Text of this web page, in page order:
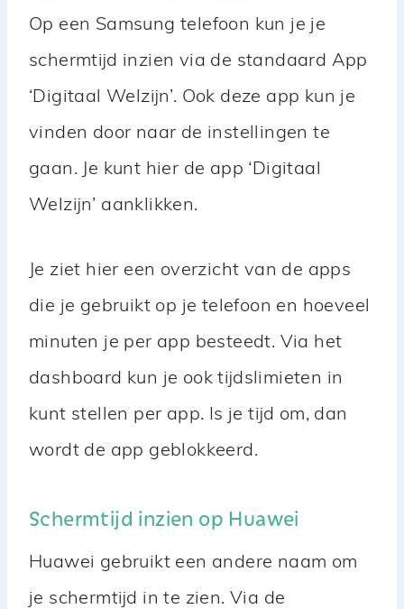
Op een Samsung telefoon kun je je
schermtijd inzien via de standaard App
‘Digitaal Welzijn’. Ook deze app kun je
vinden door naar de instellingen te
gaan. Je kunt hier de app ‘Digitaal
Welzijn’ aanklikken.
Je ziet hier een overzicht van de apps
die je gebruikt op je telefoon en hoeveel
minuten je per app besteedt. Via het
dashboard kun je ook tijdslimieten in
kunt stellen per app. Is je tijd om, dan
wordt de app geblokkeerd.
Schermtijd inzien op Huawei
Huawei gebruikt een andere naam om
je schermtijd in te zien. Via de